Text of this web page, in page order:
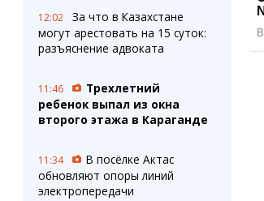
12:02
За что в Казахстане
могут арестовать на 15 суток:
разъяснение адвоката
11:46
Трехлетний
ребенок выпал из окна
второго этажа в Караганде
11:34
В посёлке Актас
обновляют опоры линий
электропередачи